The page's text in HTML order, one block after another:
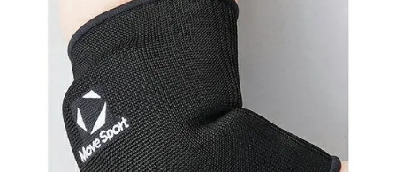
ブランドから選ぶ
SALE品はこちら
INFORMATIOM
ご利用ガイド